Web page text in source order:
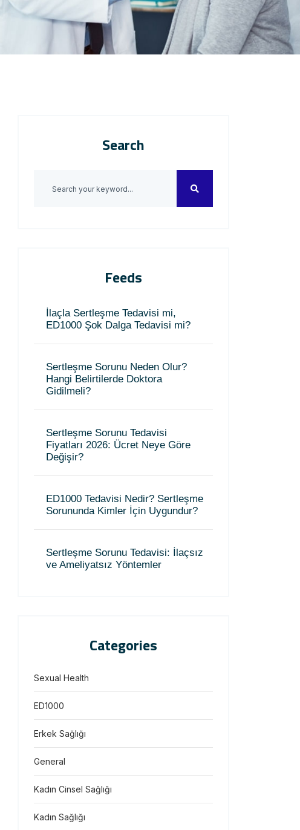
Search
Feeds
İlaçla Sertleşme Tedavisi mi,
ED1000 Şok Dalga Tedavisi mi?
Sertleşme Sorunu Neden Olur?
Hangi Belirtilerde Doktora
Gidilmeli?
Sertleşme Sorunu Tedavisi
Fiyatları 2026: Ücret Neye Göre
Değişir?
ED1000 Tedavisi Nedir? Sertleşme
Sorununda Kimler İçin Uygundur?
Sertleşme Sorunu Tedavisi: İlaçsız
ve Ameliyatsız Yöntemler
Categories
Sexual Health
ED1000
Erkek Sağlığı
General
Kadın Cinsel Sağlığı
Kadın Sağlığı